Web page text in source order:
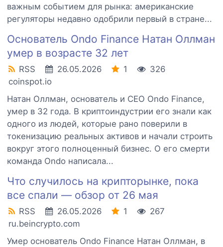
важным событием для рынка: американские
регуляторы недавно одобрили первый в стране...
Основатель Ondo Finance Натан Оллман
умер в возрасте 32 лет
RSS 26.05.2026 1
326
coinspot.io
Натан Оллман, основатель и CEO Ondo Finance,
умер в 32 года. В криптоиндустрии его знали как
одного из людей, которые рано поверили в
токенизацию реальных активов и начали строить
вокруг этого полноценный бизнес. О его смерти
команда Ondo написала...
Что случилось на крипторынке, пока
все спали — обзор от 26 мая
RSS 26.05.2026 1
267
ru.beincrypto.com
Умер основатель Ondo Finance Натан Оллман, в